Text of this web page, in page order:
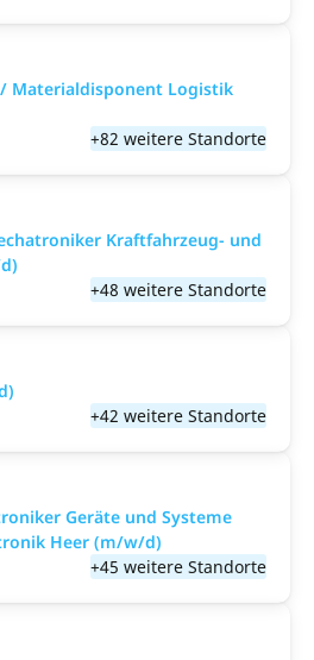
Materialdisponent Logistik
+82 weitere Standorte
Kraftfahrzeug- und
+48 weitere Standorte
+42 weitere Standorte
Geräte und Systeme
Heer (m/w/d)
+45 weitere Standorte